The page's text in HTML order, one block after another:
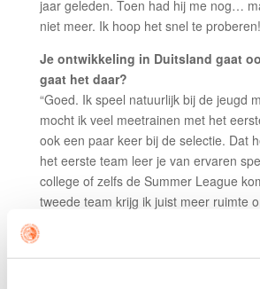
jaar geleden. Toen had hij me nog…
niet meer. Ik hoop het snel te
Je ontwikkeling in Duitsland gaat
gaat het daar?
“Goed. Ik speel natuurlijk bij de jeugd
mocht ik veel meetrainen met het
ook een paar keer bij de selectie. Dat
het eerste team leer je van ervaren
college of zelfs de Summer League
tweede team krijg ik juist meer ruimte
spel te ontwikkelen en dingen uit te
combinatie werkt heel goed voor mij.”